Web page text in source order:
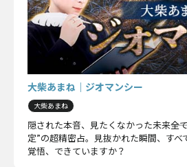
大柴あまね｜ジオマンシー
大柴あまね
隠された本音、見たくなかった未来――全
定”の超精密占。見抜かれた瞬間、すべ
覚悟、できていますか？